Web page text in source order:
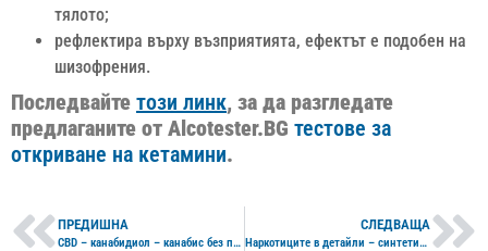
тялото;
рефлектира върху възприятията, ефектът е подобен на
шизофрения.
Последвайте този линк, за да разгледате
предлаганите от Alcotester.BG тестове за
откриване на кетамини.
ПРЕДИШНА
CBD – канабидиол – канабис без психотропен ефект
СЛЕДВАЩА
Наркотиците в детайли – синтетични канабиноиди (К2, синтетичен канабис)